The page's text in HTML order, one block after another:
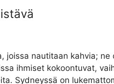
joissa nautitaan kahvia; ne
ihmiset kokoontuvat,
Sydneyssä on